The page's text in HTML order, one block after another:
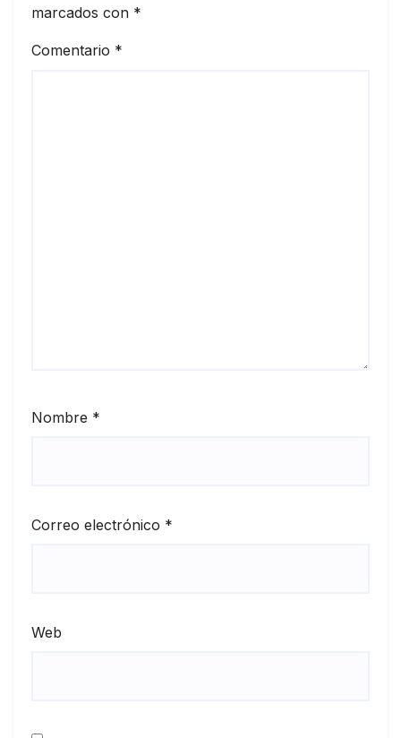
marcados con *
Comentario *
Nombre *
Correo electrónico *
Web